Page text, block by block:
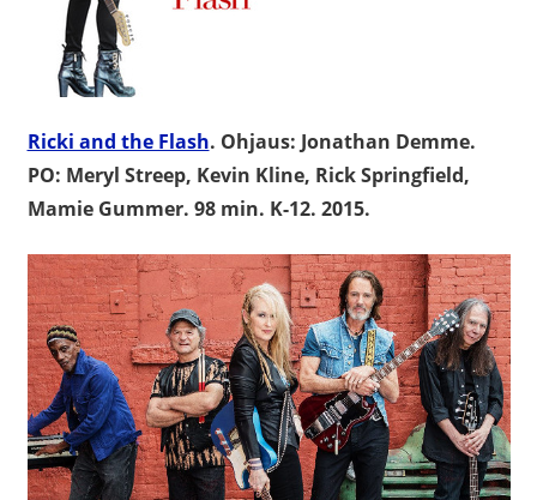
Ricki and the Flash. Ohjaus: Jonathan Demme.
PO: Meryl Streep, Kevin Kline, Rick Springfield,
Mamie Gummer. 98 min. K-12. 2015.